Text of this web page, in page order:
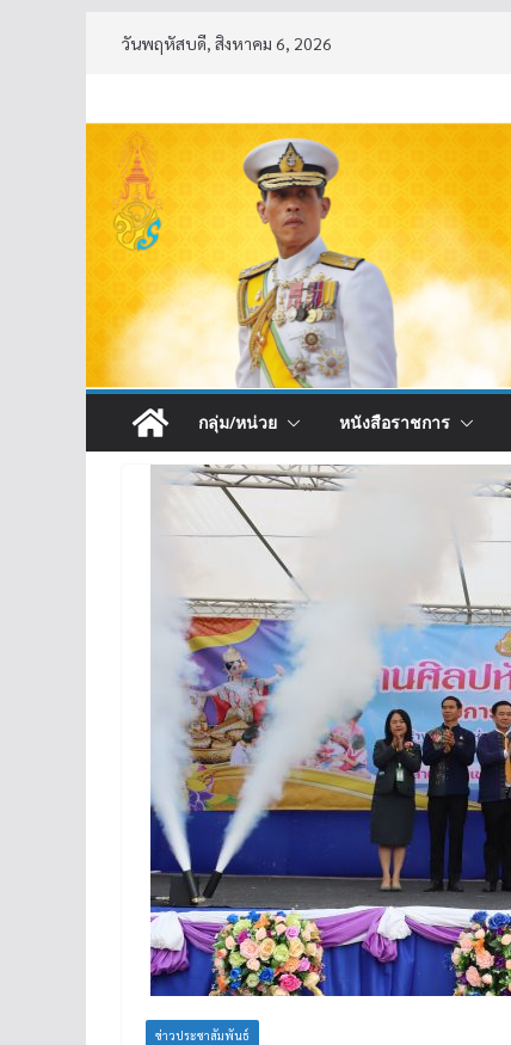
วันพฤหัสบดี, สิงหาคม 6, 2026
กลุ่ม/หน่วย หนังสือราชการ
ข่าวประชาสัมพันธ์